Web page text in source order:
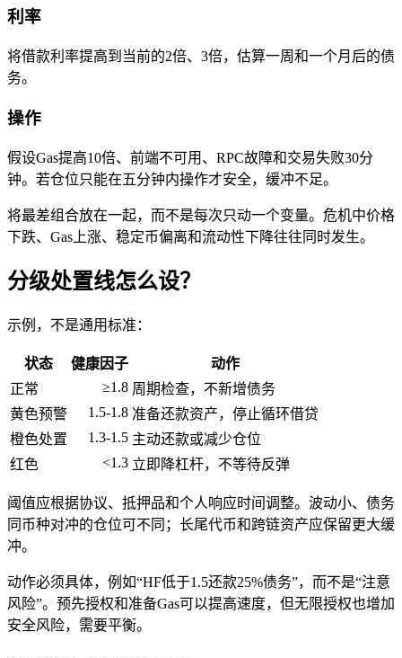
利率
将借款利率提高到当前的2倍、3倍，估算一周和一个月后的债
务。
操作
假设Gas提高10倍、前端不可用、RPC故障和交易失败30分
钟。若仓位只能在五分钟内操作才安全，缓冲不足。
将最差组合放在一起，而不是每次只动一个变量。危机中价格
下跌、Gas上涨、稳定币偏离和流动性下降往往同时发生。
分级处置线怎么设？
示例，不是通用标准：
状态 健康因子
动作
正常
≥1.8 周期检查，不新增债务
黄色预警
1.5-1.8 准备还款资产，停止循环借贷
橙色处置
1.3-1.5 主动还款或减少仓位
红色
<1.3 立即降杠杆，不等待反弹
阈值应根据协议、抵押品和个人响应时间调整。波动小、债务
同币种对冲的仓位可不同；长尾代币和跨链资产应保留更大缓
冲。
动作必须具体，例如“HF低于1.5还款25%债务”，而不是“注意
风险”。预先授权和准备Gas可以提高速度，但无限授权也增加
安全风险，需要平衡。